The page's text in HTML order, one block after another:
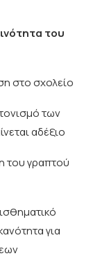
του
στο σχολείο
των
αδέξιο
του γραπτού
για